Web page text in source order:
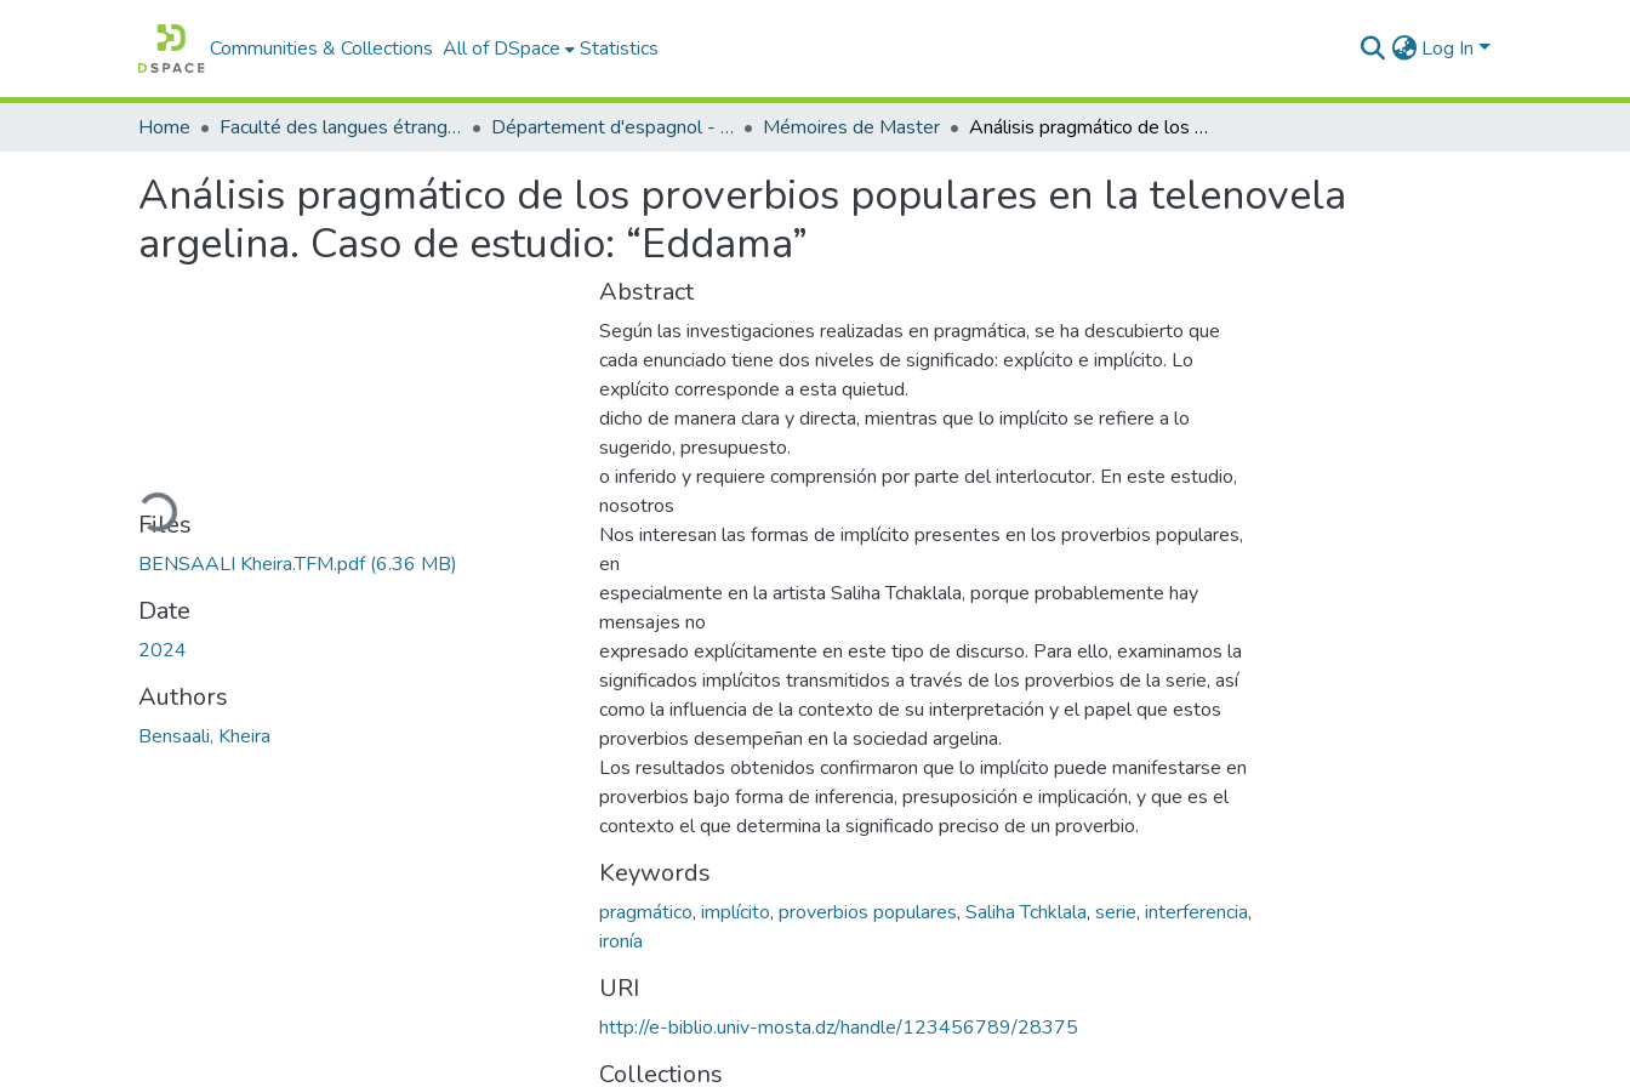
Communities & Collections All of DSpace Statistics Log In
Home Faculté des langues étrangères Département d'espagnol - قسم اللفة الإسبانية Mémoires de Master Análisis pragmático de los proverbios populares en la telenovela argelina. Caso de estudio: “Eddama”
Análisis pragmático de los proverbios populares en la telenovela
argelina. Caso de estudio: “Eddama”
Loading...
Files
BENSAALI Kheira.TFM.pdf(6.36 MB)
Date
2024
Authors
Bensaali, Kheira
Abstract
Según las investigaciones realizadas en pragmática, se ha descubierto que
cada enunciado tiene dos niveles de significado: explícito e implícito. Lo
explícito corresponde a esta quietud.
dicho de manera clara y directa, mientras que lo implícito se refiere a lo
sugerido, presupuesto.
o inferido y requiere comprensión por parte del interlocutor. En este estudio,
nosotros
Nos interesan las formas de implícito presentes en los proverbios populares,
en
especialmente en la artista Saliha Tchaklala, porque probablemente hay
mensajes no
expresado explícitamente en este tipo de discurso. Para ello, examinamos la
significados implícitos transmitidos a través de los proverbios de la serie, así
como la influencia de la contexto de su interpretación y el papel que estos
proverbios desempeñan en la sociedad argelina.
Los resultados obtenidos confirmaron que lo implícito puede manifestarse en
proverbios bajo forma de inferencia, presuposición e implicación, y que es el
contexto el que determina la significado preciso de un proverbio.
Keywords
pragmático, implícito, proverbios populares, Saliha Tchklala, serie, interferencia,
ironía
URI
http://e-biblio.univ-mosta.dz/handle/123456789/28375
Collections